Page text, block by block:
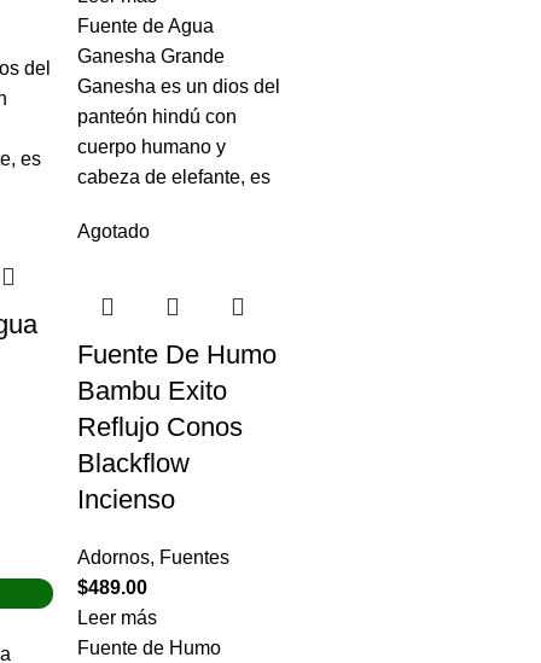
del
es
Fuente de Agua
Ganesha Grande
Ganesha es un dios del
panteón hindú con
cuerpo humano y
cabeza de elefante, es
Agotado
Fuente De Humo
Bambu Exito
Reflujo Conos
Blackflow
Incienso
Adornos, Fuentes
$489.00
Leer más
Fuente de Humo